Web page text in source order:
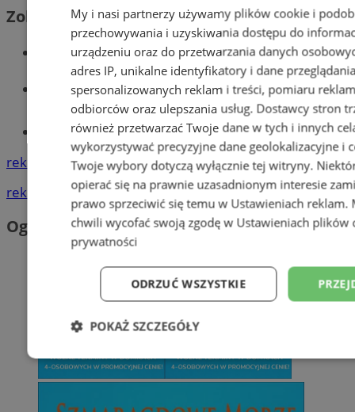
Zobacz również
Wiadomości kryminalne w Orzeszu
Wiadomości lokalne
Tworzenie stron www - Orzesze
reklama
reklama
Ogłoszenia
My i nasi partnerzy używamy plików cookie i
przechowywania i uzyskiwania dostępu do
urządzeniu oraz do przetwarzania danych
adres IP, unikalne identyfikatory i dane
spersonalizowanych reklam i treści, pomiaru
odbiorców oraz ulepszania usług. Dostawcy stron
również przetwarzać Twoje dane w tych i innych
wykorzystywać precyzyjne dane geolokalizacyjne i
Twoje wybory dotyczą wyłącznie tej witryny.
opierać się na prawnie uzasadnionym interesie
prawo sprzeciwić się temu w Ustawieniach reklam.
chwili wycofać swoją zgodę w Ustawieniach plików
prywatności
ODRZUĆ WSZYSTKIE
POKAŻ SZCZEGÓŁY
Niezbędne Wydajność